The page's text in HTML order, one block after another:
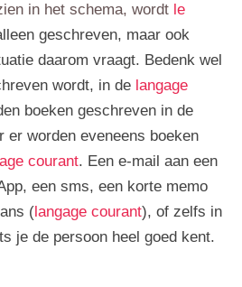
in het schema, wordt le
geschreven, maar ook
daarom vraagt. Bedenk wel
wordt, in de langage
boeken geschreven in de
er worden eveneens boeken
courant. Een e-mail aan een
een sms, een korte memo
( langage courant), of zelfs in
je de persoon heel goed kent.